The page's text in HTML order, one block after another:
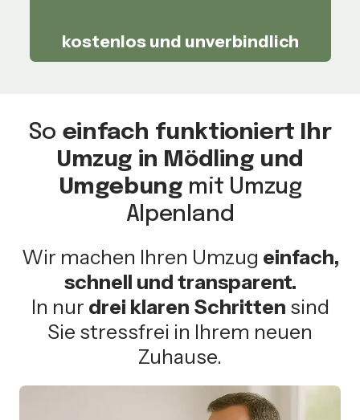
kostenlos und unverbindlich
So einfach funktioniert Ihr
Umzug in Mödling und
Umgebung mit Umzug
Alpenland
Wir machen Ihren Umzug einfach,
schnell und transparent.
In nur drei klaren Schritten sind
Sie stressfrei in Ihrem neuen
Zuhause.